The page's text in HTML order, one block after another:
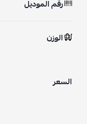
رقم الموديل
الوزن
السعر